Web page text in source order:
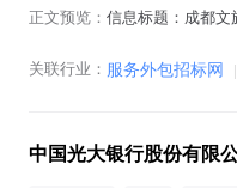
正文预览： 信息标题：成都文
关联行业： 服务外包招标网 |
中国光大银行股份有限